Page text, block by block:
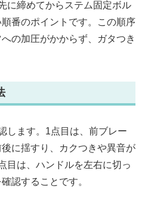
に締めてからステム固定ボル
番のポイントです。この順序
の加圧がかからず、ガタつき
します。1点目は、前ブレー
に揺すり、カクつきや異音が
目は、ハンドルを左右に切っ
認することです。